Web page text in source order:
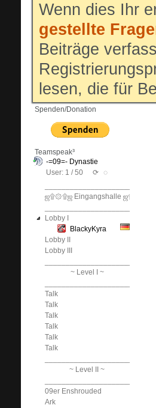
Wenn dies Ihr
gestellte
Beiträge
lesen, die für
Spenden/Donation
Teamspeak³
-=09=- Dynastie
User: 1 / 50
⟳ ◌
ஜ۩۞۩ஜ Eingangshalle ஜ۩۞۩ஜ
Lobby I
BlackyKyra
Lobby II
Lobby III
~ Level I ~
Talk
Talk
Talk
Talk
Talk
Talk
~ Level II ~
09er Enshrouded
Ark